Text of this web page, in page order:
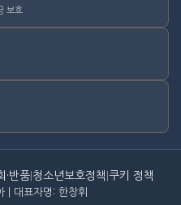
보호
·반품 청소년보호정책 쿠키 정책
| 대표자명: 한창휘